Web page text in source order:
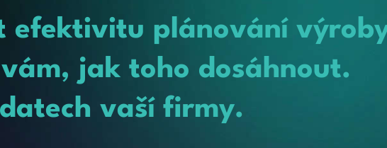
efektivitu plánování
jak toho dosáhnout.
vaší firmy.